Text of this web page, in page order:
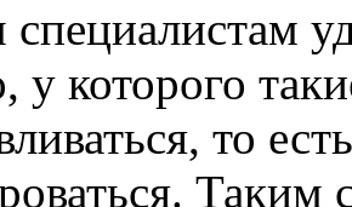
у которого
то
Таким